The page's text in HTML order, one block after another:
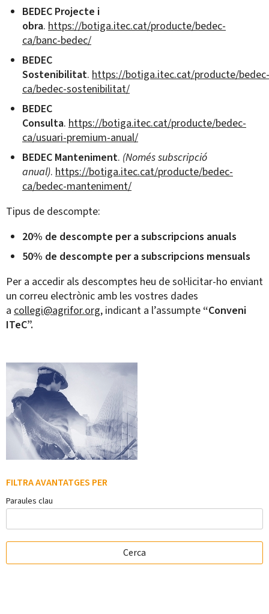
BEDEC Projecte i
obra. https://botiga.itec.cat/producte/bedec-
ca/banc-bedec/
BEDEC
Sostenibilitat. https://botiga.itec.cat/producte/bedec-
ca/bedec-sostenibilitat/
BEDEC
Consulta. https://botiga.itec.cat/producte/bedec-
ca/usuari-premium-anual/
BEDEC Manteniment. (Només subscripció
anual). https://botiga.itec.cat/producte/bedec-
ca/bedec-manteniment/
Tipus de descompte:
20% de descompte per a subscripcions anuals
50% de descompte per a subscripcions mensuals
Per a accedir als descomptes heu de sol·licitar-ho enviant
un correu electrònic amb les vostres dades
a collegi@agrifor.org, indicant a l’assumpte “Conveni
ITeC”.
FILTRA AVANTATGES PER
Paraules clau